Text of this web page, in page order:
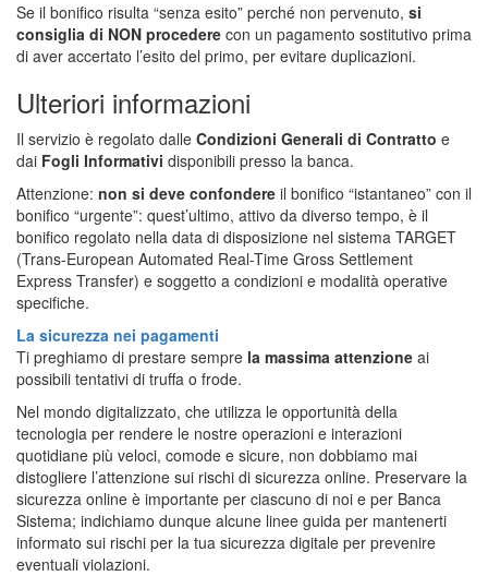
Se il bonifico risulta “senza esito” perché non pervenuto, si
consiglia di NON procedere con un pagamento sostitutivo prima
di aver accertato l’esito del primo, per evitare duplicazioni.
Ulteriori informazioni
Il servizio è regolato dalle Condizioni Generali di Contratto e
dai Fogli Informativi disponibili presso la banca.
Attenzione: non si deve confondere il bonifico “istantaneo” con il
bonifico “urgente”: quest’ultimo, attivo da diverso tempo, è il
bonifico regolato nella data di disposizione nel sistema TARGET
(Trans-European Automated Real-Time Gross Settlement
Express Transfer) e soggetto a condizioni e modalità operative
specifiche.
La sicurezza nei pagamenti
Ti preghiamo di prestare sempre la massima attenzione ai
possibili tentativi di truffa o frode.
Nel mondo digitalizzato, che utilizza le opportunità della
tecnologia per rendere le nostre operazioni e interazioni
quotidiane più veloci, comode e sicure, non dobbiamo mai
distogliere l’attenzione sui rischi di sicurezza online. Preservare la
sicurezza online è importante per ciascuno di noi e per Banca
Sistema; indichiamo dunque alcune linee guida per mantenerti
informato sui rischi per la tua sicurezza digitale per prevenire
eventuali violazioni.